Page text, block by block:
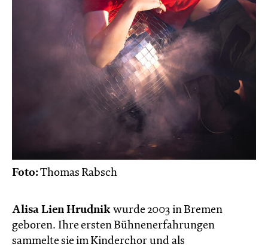
Foto:Thomas Rabsch
Alisa Lien Hrudnik wurde 2003 in Bremen
geboren. Ihre ersten Bühnenerfahrungen
sammelte sie im Kinderchor und als